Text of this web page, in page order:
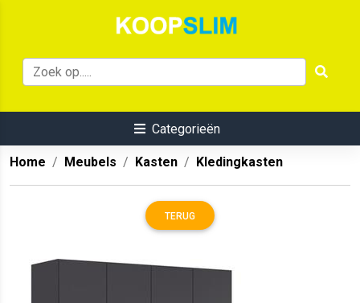
Categorieën
Home Meubels Kasten Kledingkasten
TERUG